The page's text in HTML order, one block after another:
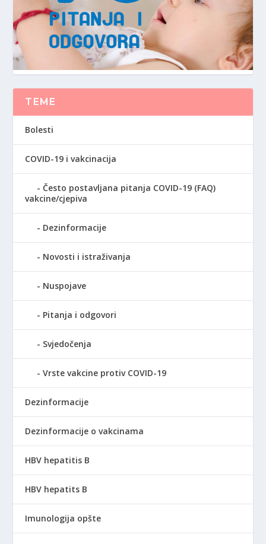
TEME
Bolesti
COVID-19 i vakcinacija
Često postavljana pitanja COVID-19 (FAQ)
vakcine/cjepiva
Dezinformacije
Novosti i istraživanja
Nuspojave
Pitanja i odgovori
Svjedočenja
Vrste vakcine protiv COVID-19
Dezinformacije
Dezinformacije o vakcinama
HBV hepatitis B
HBV hepatits B
Imunologija opšte